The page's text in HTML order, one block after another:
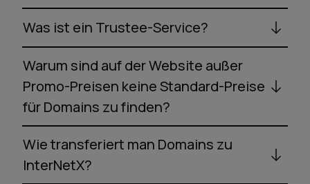
Was ist ein Trustee-Service?
Warum sind auf der Website außer
Promo-Preisen keine Standard-Preise
für Domains zu finden?
Wie transferiert man Domains zu
InterNetX?